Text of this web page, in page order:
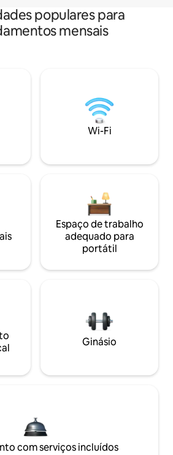
populares para
mensais
Wi-Fi
Espaço de trabalho
adequado para
portátil
Ginásio
com serviços incluídos